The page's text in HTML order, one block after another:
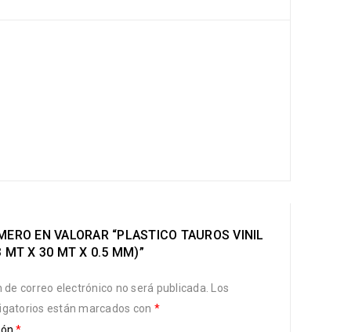
EN VALORAR “PLASTICO TAUROS VINIL
MT X 30 MT X 0.5 MM)”
de correo electrónico no será publicada.
Los
están marcados con *